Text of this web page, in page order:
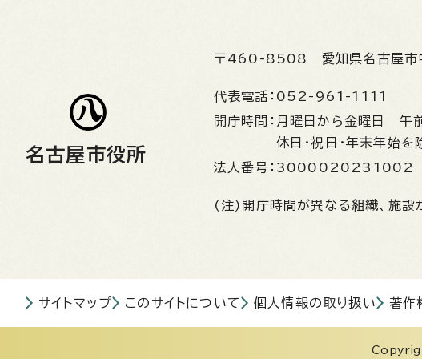
名古屋市役所
〒460-8508 愛知県名古屋
代表電話： 052-961-1111
開庁時間： 月曜日から金曜日 午
休日・祝日・年末年始を
法人番号： 3000020231002
(注)開庁時間が異なる組織、施設
サイトマップ このサイトについて 個人情報の取り扱い 著作